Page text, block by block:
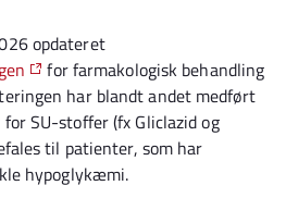
opdateret
for farmakologisk behandling
har blandt andet medført
SU-stoffer (fx Gliclazid og
til patienter, som har
hypoglykæmi.